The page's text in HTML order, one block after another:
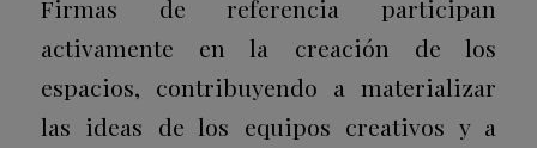
Firmas de referencia participan
activamente en la creación de los
espacios, contribuyendo a materializar
las ideas de los equipos creativos y a